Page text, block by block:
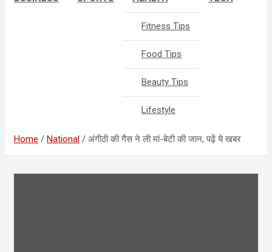
Fitness Tips
Food Tips
Beauty Tips
Lifestyle
Home National अंगीठी की गैस ने ली मां-बेटी की जान, पढ़ें ये खबर